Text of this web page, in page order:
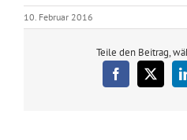
10. Februar 2016
Teile den Beitrag,
Facebook
X